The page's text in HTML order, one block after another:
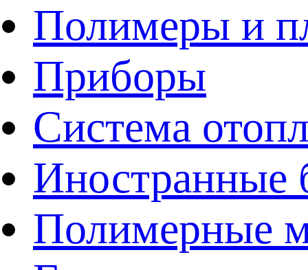
Полимеры и
Приборы
Система
Иностранные
Полимерные